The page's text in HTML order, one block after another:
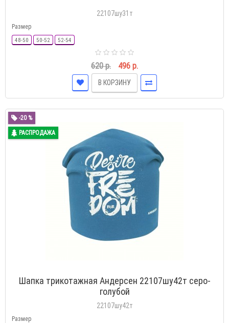
22107шу31т
Размер
48-50 50-52 52-54
620 р. 496 р.
В КОРЗИНУ
-20 %
РАСПРОДАЖА
Шапка трикотажная Андерсен 22107шу42т серо-
голубой
22107шу42т
Размер